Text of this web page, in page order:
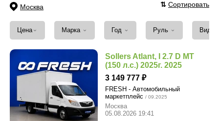
Москва ⇅ Сортировать
Цена ⌄ Марка ⌄ Год ⌄ Руль ⌄ Вид
Sollers Atlant, I 2.7 D MT
(150 л.с.) 2025г. 2025
3 149 777
FRESH - Автомобильный
маркетплейс / 09.2025
Москва
05.08.2026 19:41